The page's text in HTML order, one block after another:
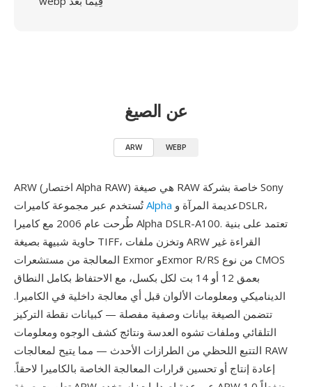
عن الصيغ
ARW WEBP
ARW (اختصار Alpha RAW) هي صيغة RAW خاصة بشركة Sony
Alpha
طُرحت عام 2006 مع كاميرا Alpha DSLR-A100. تعتمد على بنية
حاوية شبيهة بصيغة TIFF، وتخزن ملفات ARW القراءة غير
المعالجة من مستشعرات Exmor وExmor R/RS من نوع CMOS
بعمق 12 أو 14 بت لكل بكسل، مع الاحتفاظ بكامل النطاق
الديناميكي ومعلومات الألوان قبل أي معالجة داخلية في الكاميرا.
تتضمن الصيغة بيانات وصفية مفصلة — كبيانات نقطة التركيز
التلقائي وملفات تشوه العدسة ونتائج كشف الوجوه ومعلومات
التتبع اللحظي من الطرازات الأحدث — مما يتيح لمعالجات RAW
إعادة إنتاج أو تحسين قرارات المعالجة الخاصة بالكاميرا لاحقاً.